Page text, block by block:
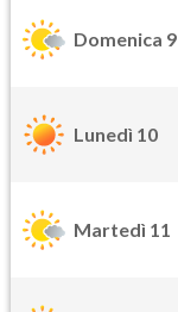
Domenica 9
Lunedì 10
Martedì 11